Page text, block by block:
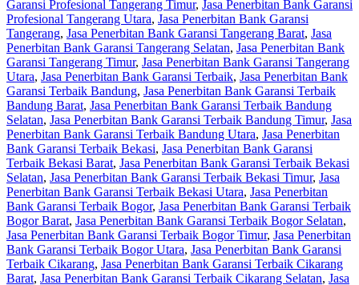
Garansi Profesional Tangerang Timur, Jasa Penerbitan Bank Garansi
Profesional Tangerang Utara, Jasa Penerbitan Bank Garansi
Tangerang, Jasa Penerbitan Bank Garansi Tangerang Barat, Jasa
Penerbitan Bank Garansi Tangerang Selatan, Jasa Penerbitan Bank
Garansi Tangerang Timur, Jasa Penerbitan Bank Garansi Tangerang
Utara, Jasa Penerbitan Bank Garansi Terbaik, Jasa Penerbitan Bank
Garansi Terbaik Bandung, Jasa Penerbitan Bank Garansi Terbaik
Bandung Barat, Jasa Penerbitan Bank Garansi Terbaik Bandung
Selatan, Jasa Penerbitan Bank Garansi Terbaik Bandung Timur, Jasa
Penerbitan Bank Garansi Terbaik Bandung Utara, Jasa Penerbitan
Bank Garansi Terbaik Bekasi, Jasa Penerbitan Bank Garansi
Terbaik Bekasi Barat, Jasa Penerbitan Bank Garansi Terbaik Bekasi
Selatan, Jasa Penerbitan Bank Garansi Terbaik Bekasi Timur, Jasa
Penerbitan Bank Garansi Terbaik Bekasi Utara, Jasa Penerbitan
Bank Garansi Terbaik Bogor, Jasa Penerbitan Bank Garansi Terbaik
Bogor Barat, Jasa Penerbitan Bank Garansi Terbaik Bogor Selatan,
Jasa Penerbitan Bank Garansi Terbaik Bogor Timur, Jasa Penerbitan
Bank Garansi Terbaik Bogor Utara, Jasa Penerbitan Bank Garansi
Terbaik Cikarang, Jasa Penerbitan Bank Garansi Terbaik Cikarang
Barat, Jasa Penerbitan Bank Garansi Terbaik Cikarang Selatan, Jasa